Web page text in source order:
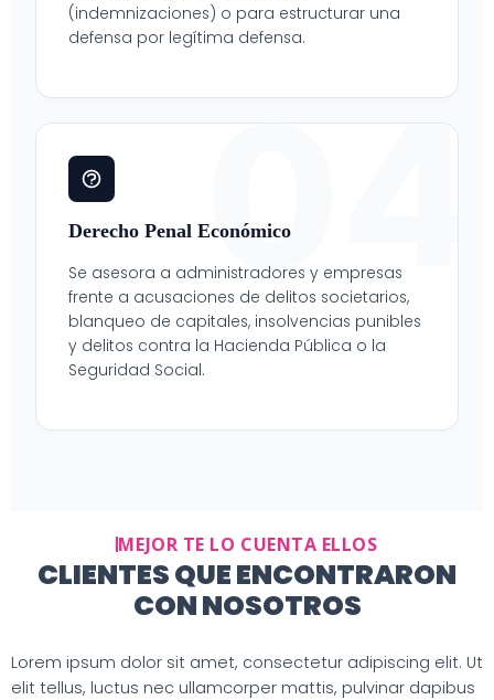
(indemnizaciones) o para estructurar una
defensa por legítima defensa.
04
Derecho Penal Económico
Se asesora a administradores y empresas
frente a acusaciones de delitos societarios,
blanqueo de capitales, insolvencias punibles
y delitos contra la Hacienda Pública o la
Seguridad Social.
MEJOR TE LO CUENTA ELLOS
CLIENTES QUE ENCONTRARON
CON NOSOTROS
Lorem ipsum dolor sit amet, consectetur adipiscing elit. Ut
elit tellus, luctus nec ullamcorper mattis, pulvinar dapibus